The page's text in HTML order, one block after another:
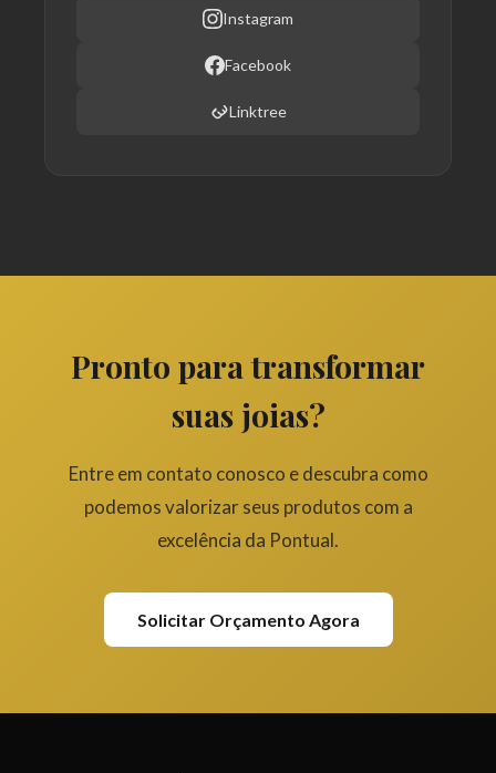
Instagram
Facebook
Linktree
Pronto para transformar
suas joias?
Entre em contato conosco e descubra como
podemos valorizar seus produtos com a
excelência da Pontual.
Solicitar Orçamento Agora